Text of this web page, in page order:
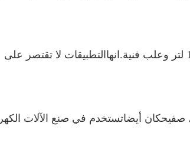
التطبيقات لا تقتصر على
صفيحكان أيضاتستخدم في صنع الآلات